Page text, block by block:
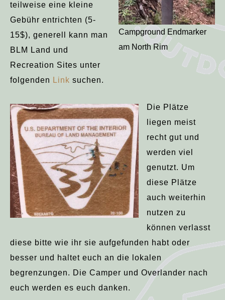
Campground Endmarker
am North Rim
teilweise eine kleine
Gebühr entrichten (5-
15$), generell kann man
BLM Land und
Recreation Sites unter
folgenden Link suchen.
Die Plätze
liegen meist
recht gut und
werden viel
genutzt. Um
diese Plätze
auch weiterhin
nutzen zu
können verlasst
diese bitte wie ihr sie aufgefunden habt oder
besser und haltet euch an die lokalen
begrenzungen. Die Camper und Overlander nach
euch werden es euch danken.